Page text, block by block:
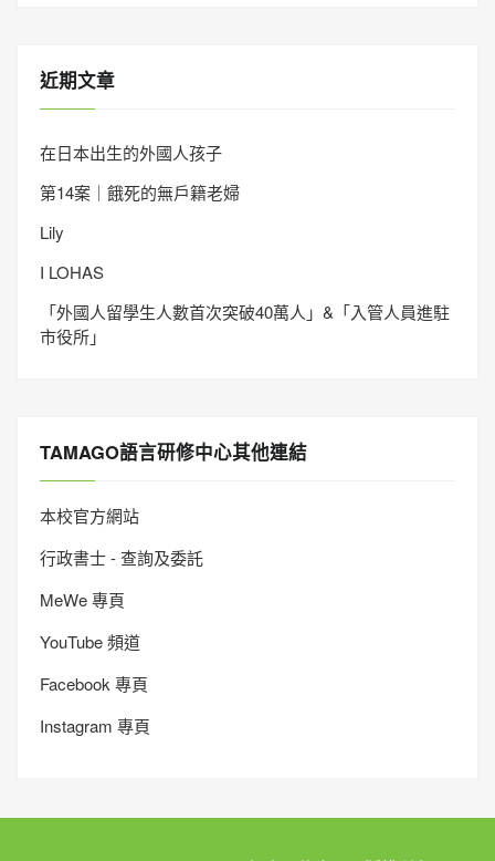
近期文章
在日本出生的外國人孩子
第14案｜餓死的無戶籍老婦
Lily
I LOHAS
「外國人留學生人數首次突破40萬人」&「入管人員進駐
市役所」
TAMAGO語言研修中心其他連結
本校官方網站
行政書士 - 查詢及委託
MeWe 專頁
YouTube 頻道
Facebook 專頁
Instagram 專頁